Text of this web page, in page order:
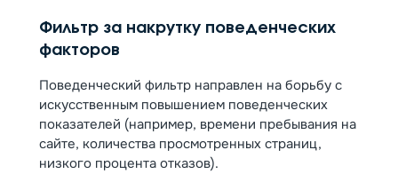
Фильтр за накрутку поведенческих
факторов
Поведенческий фильтр направлен на борьбу с
искусственным повышением поведенческих
показателей (например, времени пребывания на
сайте, количества просмотренных страниц,
низкого процента отказов).